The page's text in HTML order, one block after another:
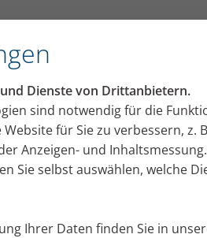
Dienste von Drittanbietern.
sind notwendig für die
für Sie zu verbessern, z.
Anzeigen- und
Sie selbst auswählen, welche
Ihrer Daten finden Sie in
Erfahrungsberichte Experten-
Oder suchen Sie nach
wie